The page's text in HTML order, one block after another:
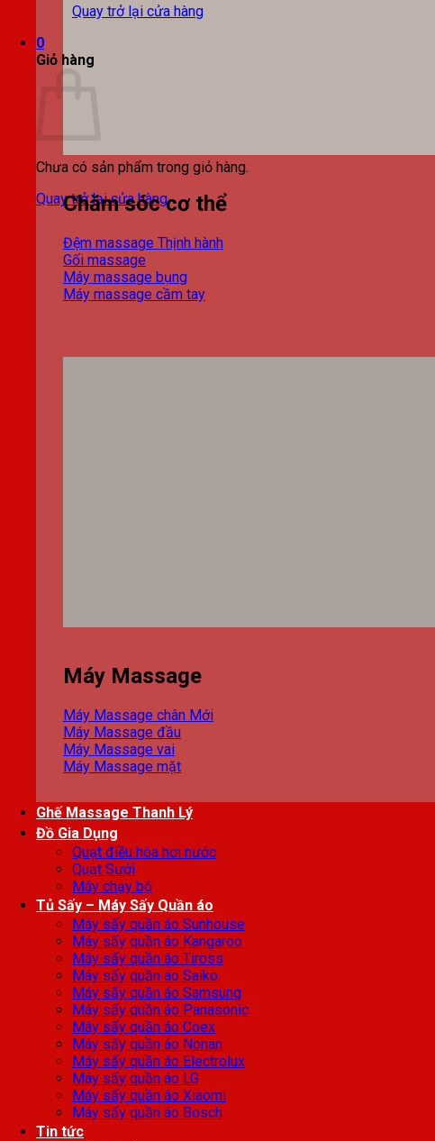
Quay trở lại cửa hàng
0
Giỏ hàng
Chưa có sản phẩm trong giỏ hàng.
Quay trở lại cửa hàng
Chăm sóc cơ thể
Đệm massage
Gối massage
Máy massage bụng
Máy massage cầm tay
Máy Massage
Máy Massage chân
Máy Massage đầu
Máy Massage vai
Máy Massage mặt
Ghế Massage Thanh Lý
Đồ Gia Dụng
Quạt điều hòa hơi nước
Quạt Sưởi
Máy chạy bộ
Tủ Sấy – Máy Sấy Quần áo
Máy sấy quần áo Sunhouse
Máy sấy quần áo Kangaroo
Máy sấy quần áo Tiross
Máy sấy quần áo Saiko
Máy sấy quần áo Samsung
Máy sấy quần áo Panasonic
Máy sấy quần áo Coex
Máy sấy quần áo Nonan
Máy sấy quần áo Electrolux
Máy sấy quần áo LG
Máy sấy quần áo Xiaomi
Máy sấy quần áo Bosch
Tin tức